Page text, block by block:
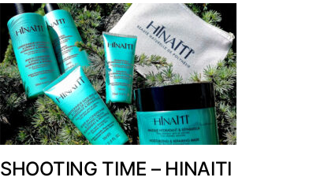
SHOOTING TIME – HINAITI